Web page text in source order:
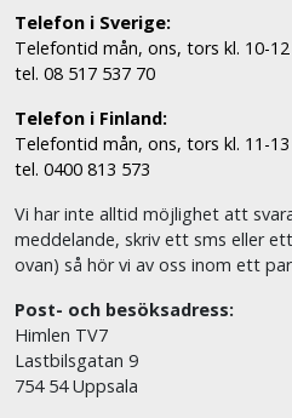
Telefon i Sverige:
Telefontid mån, ons, tors kl. 10-12
tel. 08 517 537 70
Telefon i Finland:
Telefontid mån, ons, tors kl. 11-13
tel. 0400 813 573
Vi har inte alltid möjlighet att
meddelande, skriv ett sms eller
ovan) så hör vi av oss inom ett
Post- och besöksadress:
Himlen TV7
Lastbilsgatan 9
754 54 Uppsala